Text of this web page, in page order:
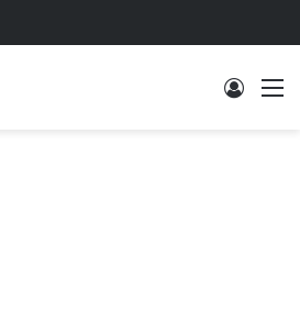
Log In